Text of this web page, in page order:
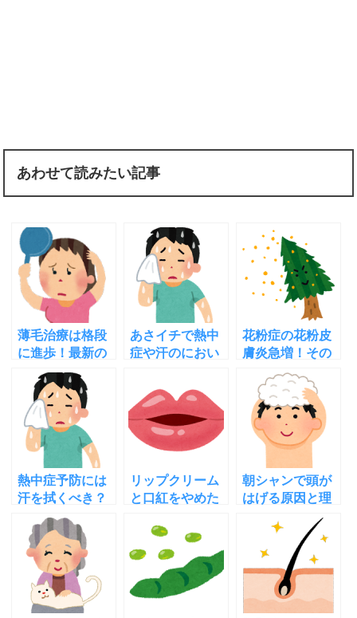
あわせて読みたい記事
薄毛治療は格段
に進歩！最新の
最も効果的な薄
毛治療法を調査
あさイチで熱中
症や汗のにおい
方を五味常明さ
んが紹介！
花粉症の花粉皮
膚炎急増！その
症状と原因！対
策や市販薬は？
熱中症予防には
汗を拭くべき？
拭かない方が良
い？正しい拭き
方は？
リップクリーム
と口紅をやめた
なった理由は？
朝シャンで頭が
はげる原因と理
由！夜シャンプ
ーが良い理由！